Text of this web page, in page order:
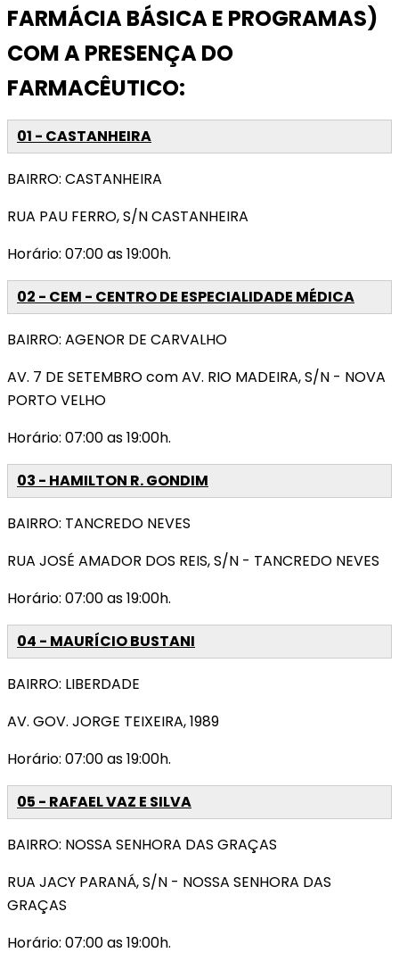
FARMÁCIA BÁSICA E PROGRAMAS)
COM A PRESENÇA DO
FARMACÊUTICO:
01 - CASTANHEIRA
BAIRRO: CASTANHEIRA
RUA PAU FERRO, S/N CASTANHEIRA
Horário: 07:00 as 19:00h.
02 - CEM - CENTRO DE ESPECIALIDADE MÉDICA
BAIRRO: AGENOR DE CARVALHO
AV. 7 DE SETEMBRO com AV. RIO MADEIRA, S/N - NOVA
PORTO VELHO
Horário: 07:00 as 19:00h.
03 - HAMILTON R. GONDIM
BAIRRO: TANCREDO NEVES
RUA JOSÉ AMADOR DOS REIS, S/N - TANCREDO NEVES
Horário: 07:00 as 19:00h.
04 - MAURÍCIO BUSTANI
BAIRRO: LIBERDADE
AV. GOV. JORGE TEIXEIRA, 1989
Horário: 07:00 as 19:00h.
05 - RAFAEL VAZ E SILVA
BAIRRO: NOSSA SENHORA DAS GRAÇAS
RUA JACY PARANÁ, S/N - NOSSA SENHORA DAS
GRAÇAS
Horário: 07:00 as 19:00h.